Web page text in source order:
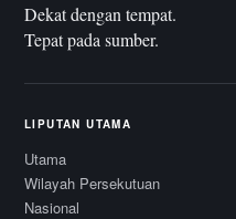
Dekat dengan tempat.
Tepat pada sumber.
LIPUTAN UTAMA
Utama
Wilayah Persekutuan
Nasional